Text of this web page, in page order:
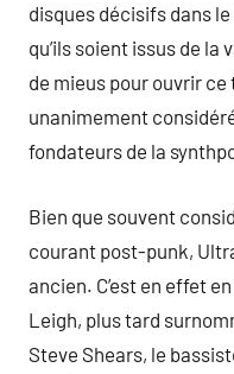
disques décisifs dans
qu’ils soient issus de la
de mieus pour ouvrir
unanimement
fondateurs de la
Bien que souvent
courant post-punk,
ancien. C’est en effet
Leigh, plus tard
Steve Shears, le